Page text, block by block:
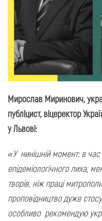
Мирослав Миринович,
публіцист, віцеректор
у Львові:
«У нинішній момент: в час
епідеміологічного лиха,
творів, ніж праці
проповідництво дуже
особливо рекомендую